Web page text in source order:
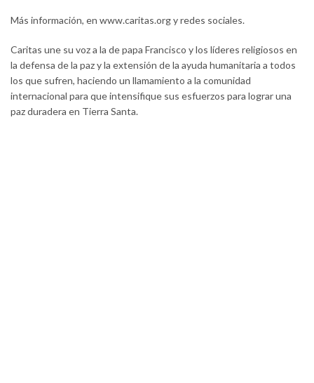
Más información, en www.caritas.org y redes sociales.
Caritas une su voz a la de papa Francisco y los líderes religiosos en
la defensa de la paz y la extensión de la ayuda humanitaria a todos
los que sufren, haciendo un llamamiento a la comunidad
internacional para que intensifique sus esfuerzos para lograr una
paz duradera en Tierra Santa.